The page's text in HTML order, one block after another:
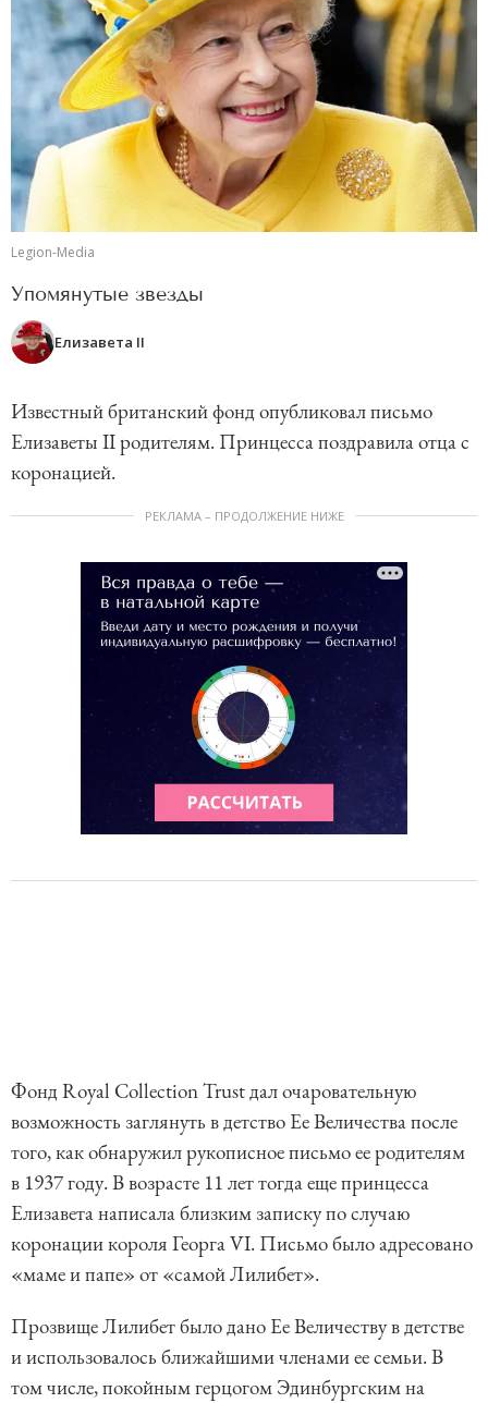
Legion-Media
Упомянутые звезды
Елизавета II
Известный британский фонд опубликовал письмо
Елизаветы II родителям. Принцесса поздравила отца с
коронацией.
РЕКЛАМА – ПРОДОЛЖЕНИЕ НИЖЕ
Фонд Royal Collection Trust дал очаровательную
возможность заглянуть в детство Ее Величества после
того, как обнаружил рукописное письмо ее родителям
в 1937 году. В возрасте 11 лет тогда еще принцесса
Елизавета написала близким записку по случаю
коронации короля Георга VI. Письмо было адресовано
«маме и папе» от «самой Лилибет».
Прозвище Лилибет было дано Ее Величеству в детстве
и использовалось ближайшими членами ее семьи. В
том числе, покойным герцогом Эдинбургским на